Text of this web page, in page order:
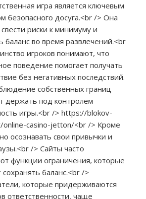
игра является ключевым
безопасного досуга.<br /> Она
риски к минимуму и
баланс во время развлечений.<br
игроков понимают, что
поведение помогает получать
без негативных последствий.
собственных границ
держать под контролем
игры.<br /> https://blokov-
online-casino-jetton/<br /> Кроме
осознавать свои привычки и
/> Сайты часто
функции ограничения, которые
баланс.<br />
которые придерживаются
ответственности, чаще